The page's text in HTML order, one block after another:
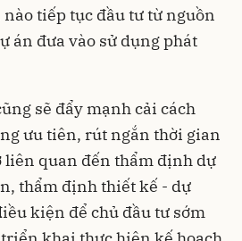
tiếp tục đầu tư từ nguồn
án đưa vào sử dụng phát
sẽ đẩy mạnh cải cách
ưu tiên, rút ngắn thời gian
liên quan đến thẩm định dự
thẩm định thiết kế - dự
kiện để chủ đầu tư sớm